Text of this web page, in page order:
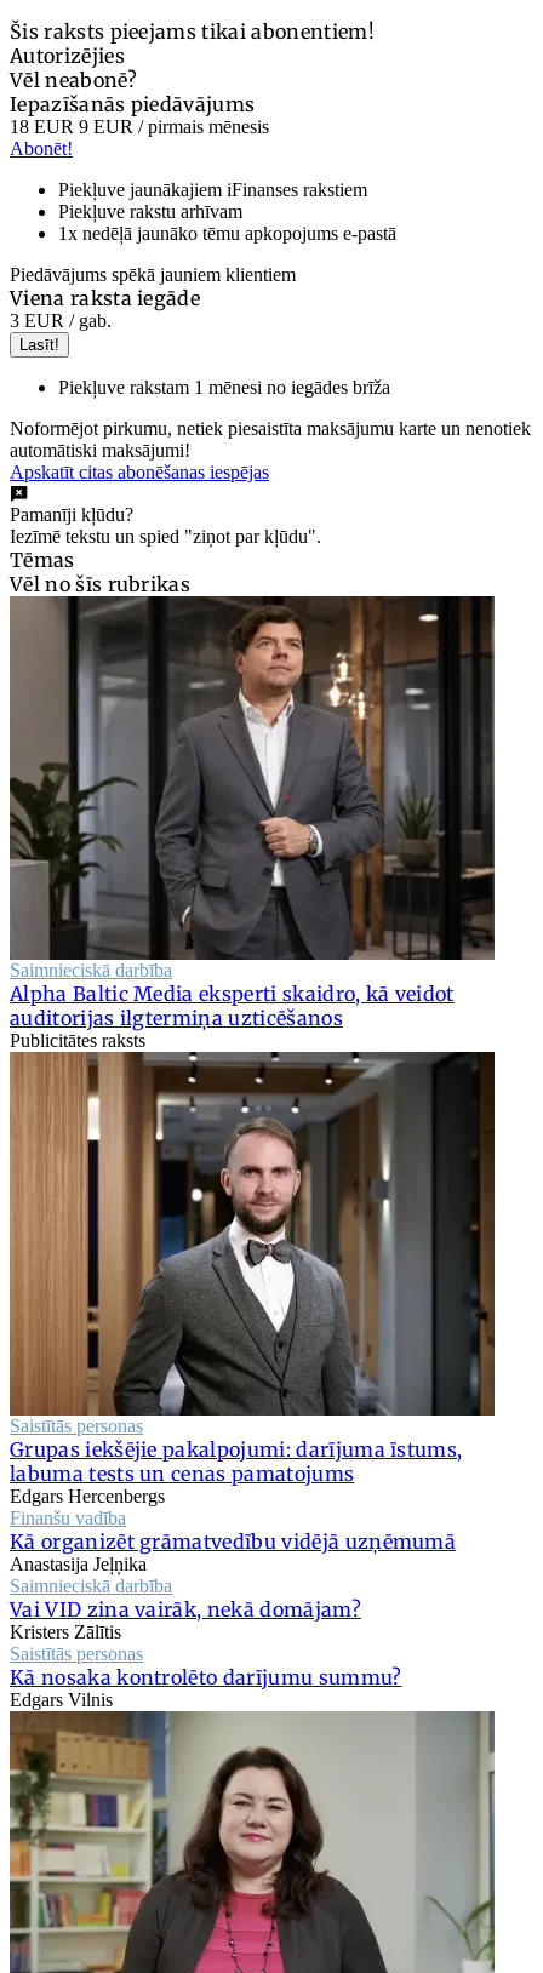
Šis raksts pieejams tikai abonentiem!
Autorizējies
Vēl neabonē?
Iepazīšanās piedāvājums
18 EUR 9 EUR / pirmais mēnesis
Abonēt!
Piekļuve jaunākajiem iFinanses rakstiem
Piekļuve rakstu arhīvam
1x nedēļā jaunāko tēmu apkopojums e-pastā
Piedāvājums spēkā jauniem klientiem
Viena raksta iegāde
3 EUR / gab.
Lasīt!
Piekļuve rakstam 1 mēnesi no iegādes brīža
Noformējot pirkumu, netiek piesaistīta maksājumu karte un nenotiek
automātiski maksājumi!
Apskatīt citas abonēšanas iespējas
Pamanīji kļūdu?
Iezīmē tekstu un spied "ziņot par kļūdu".
Tēmas
Vēl no šīs rubrikas
Saimnieciskā darbība
Alpha Baltic Media eksperti skaidro, kā veidot
auditorijas ilgtermiņa uzticēšanos
Publicitātes raksts
Saistītās personas
Grupas iekšējie pakalpojumi: darījuma īstums,
labuma tests un cenas pamatojums
Edgars Hercenbergs
Finanšu vadība
Kā organizēt grāmatvedību vidējā uzņēmumā
Anastasija Jeļņika
Saimnieciskā darbība
Vai VID zina vairāk, nekā domājam?
Kristers Zālītis
Saistītās personas
Kā nosaka kontrolēto darījumu summu?
Edgars Vilnis